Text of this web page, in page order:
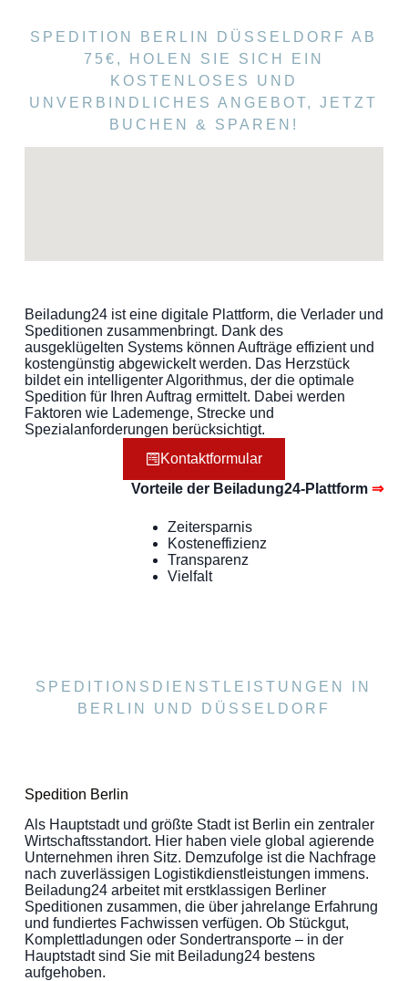
SPEDITION BERLIN DÜSSELDORF AB
75€, HOLEN SIE SICH EIN
KOSTENLOSES UND
UNVERBINDLICHES ANGEBOT, JETZT
BUCHEN & SPAREN!
Beiladung24 ist eine digitale Plattform, die Verlader und
Speditionen zusammenbringt. Dank des
ausgeklügelten Systems können Aufträge effizient und
kostengünstig abgewickelt werden. Das Herzstück
bildet ein intelligenter Algorithmus, der die optimale
Spedition für Ihren Auftrag ermittelt. Dabei werden
Faktoren wie Lademenge, Strecke und
Spezialanforderungen berücksichtigt.
Kontaktformular
Vorteile der Beiladung24-Plattform ⇒
Zeitersparnis
Kosteneffizienz
Transparenz
Vielfalt
SPEDITIONSDIENSTLEISTUNGEN IN
BERLIN UND DÜSSELDORF
Spedition Berlin
Als Hauptstadt und größte Stadt ist Berlin ein zentraler
Wirtschaftsstandort. Hier haben viele global agierende
Unternehmen ihren Sitz. Demzufolge ist die Nachfrage
nach zuverlässigen Logistikdienstleistungen immens.
Beiladung24 arbeitet mit erstklassigen Berliner
Speditionen zusammen, die über jahrelange Erfahrung
und fundiertes Fachwissen verfügen. Ob Stückgut,
Komplettladungen oder Sondertransporte – in der
Hauptstadt sind Sie mit Beiladung24 bestens
aufgehoben.